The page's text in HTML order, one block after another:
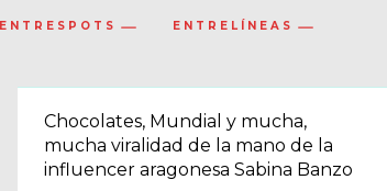
ENTRESPOTS ENTRELÍNEAS
Chocolates, Mundial y mucha,
mucha viralidad de la mano de la
influencer aragonesa Sabina Banzo